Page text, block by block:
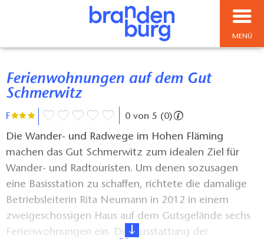
MENÜ
Ferienwohnungen auf dem Gut
Schmerwitz
F 0 von 5 (0)
Die Wander- und Radwege im Hohen Fläming
machen das Gut Schmerwitz zum idealen Ziel für
Wander- und Radtouristen. Um denen sozusagen
eine Basisstation zu schaffen, richtete die damalige
Betriebsleiterin Rita Neumann in 2012 in einem
zweigeschossigen Haus auf dem Gutsgelände sechs
Ferienwohnungen ein. Die Ausstattung der